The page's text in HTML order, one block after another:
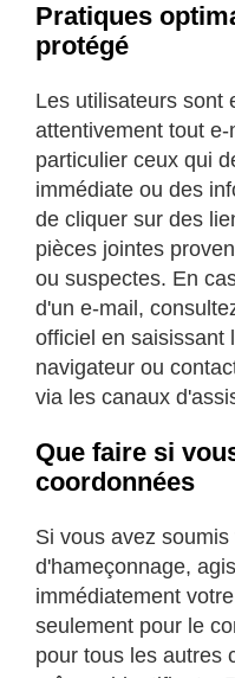
Pratiques
protégé
Les utilisateurs sont
attentivement tout
particulier ceux qui
immédiate ou des
de cliquer sur des
pièces jointes
ou suspectes. En
d'un e-mail,
officiel en saisissant
navigateur ou
via les canaux
Que faire si
coordonnées
Si vous avez
d'hameçonnage,
immédiatement
seulement pour le
pour tous les autres